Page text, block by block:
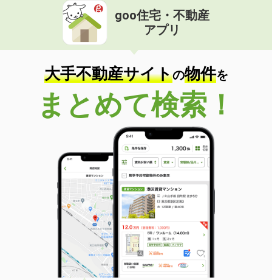
goo住宅・不動産
アプリ
大手不動産サイトの物件を
まとめて検索！